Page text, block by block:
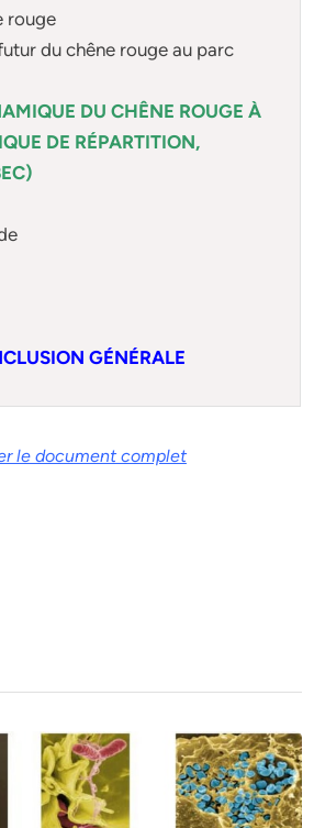
rouge
du chêne rouge au parc
DU CHÊNE ROUGE À
DE RÉPARTITION,
GÉNÉRALE
le document complet